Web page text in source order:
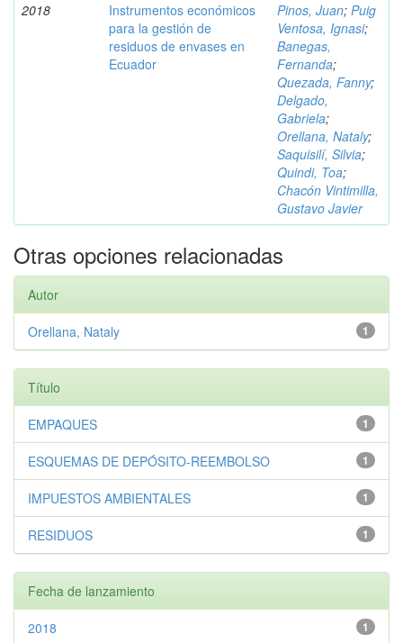
2018
Instrumentos económicos
para la gestión de
residuos de envases en
Ecuador
Pinos, Juan; Puig
Ventosa, Ignasi;
Banegas,
Fernanda;
Quezada, Fanny;
Delgado,
Gabriela;
Orellana, Nataly;
Saquisilí, Silvia;
Quindi, Toa;
Chacón Vintimilla,
Gustavo Javier
Otras opciones relacionadas
Autor
1
Orellana, Nataly
Título
1
EMPAQUES
1
ESQUEMAS DE DEPÓSITO-REEMBOLSO
1
IMPUESTOS AMBIENTALES
1
RESIDUOS
Fecha de lanzamiento
1
2018